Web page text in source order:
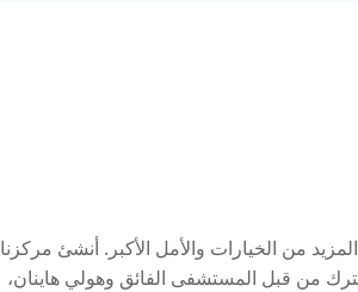
من الخيارات والأمل الأكبر. أنشئ مركزنا
من قبل المستشفى الفائق وهولي هاينان،